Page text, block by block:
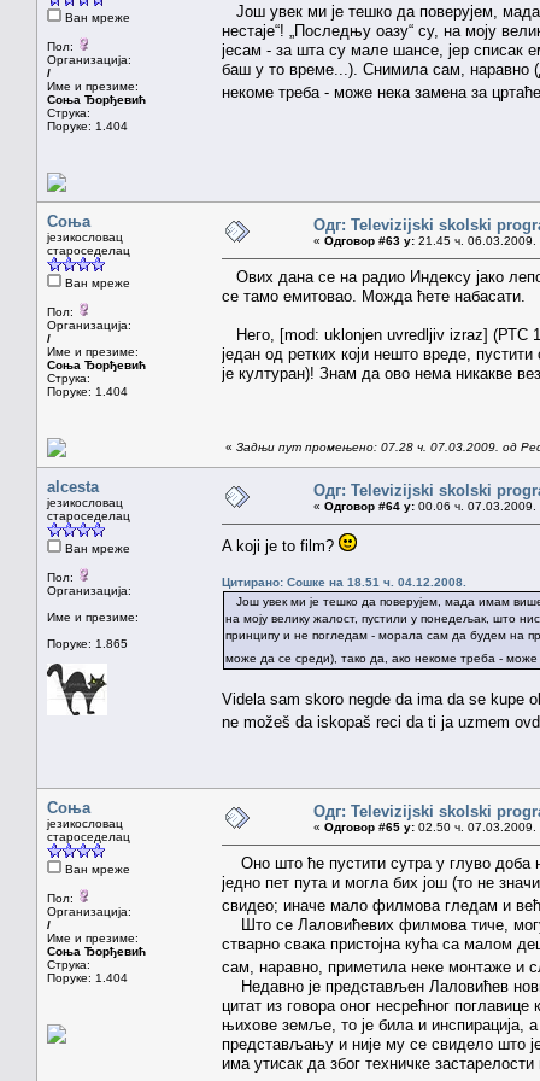
Ван мреже
Пол:
Организација:
/
Име и презиме:
Соња Ђорђевић
Струка:
Поруке: 1.404
Још увек ми је тешко да поверујем,
нестаје“! „Последњу оазу“ су, на моју
јесам - за шта су мале шансе, јер списак
баш у то време...). Снимила сам, наравно
некоме треба - може нека замена за
Соња
језикословац
староседелац
Ван мреже
Пол:
Организација:
/
Име и презиме:
Соња Ђорђевић
Струка:
Поруке: 1.404
Одг: Televizijski skolski
« Одговор #63 у: 21.45 ч. 06.03.2009.
Ових дана се на радио Индексу јако
се тамо емитовао. Можда ћете набасати.
Него, [mod: uklonjen uvredljiv izraz] (РТС
један од ретких који нешто вреде,
је културан)! Знам да ово нема никакве
« Задњи пут промењено: 07.28 ч. 07.03.2009. од
alcesta
језикословац
староседелац
Ван мреже
Пол:
Организација:
Име и презиме:
Поруке: 1.865
Одг: Televizijski skolski
« Одговор #64 у: 00.06 ч. 07.03.2009.
A koji je to film?
Цитирано: Сошке на 18.51 ч. 04.12.2008.
Још увек ми је тешко да поверујем, мада имам више
на моју велику жалост, пустили у понедељак, што
принципу и не погледам - морала сам да будем на
може да се среди), тако да, ако некоме треба -
Videla sam skoro negde da ima da se kupe
ne možeš da iskopaš reci da ti ja uzmem
Соња
језикословац
староседелац
Ван мреже
Пол:
Организација:
/
Име и презиме:
Соња Ђорђевић
Струка:
Поруке: 1.404
Одг: Televizijski skolski
« Одговор #65 у: 02.50 ч. 07.03.2009.
Оно што ће пустити сутра у глуво доба
једно пет пута и могла бих још (то не
свидео; иначе мало филмова гледам и
Што се Лаловићевих филмова тиче,
стварно свака пристојна кућа са малом
сам, наравно, приметила неке монтаже и
Недавно је представљен Лаловићев
цитат из говора оног несрећног
њихове земље, то је била и инспирација,
представљању и није му се свидело што
има утисак да због техничке